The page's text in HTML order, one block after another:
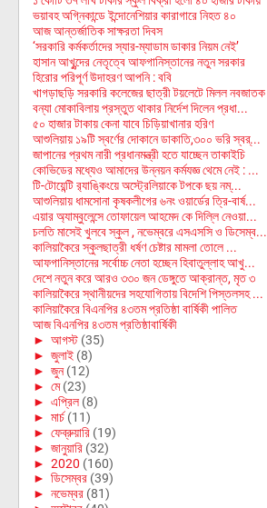
ভয়াবহ অগ্নিকান্ডে ইন্দোনেশিয়ার কারাগারে নিহত ৪০
আজ আন্তর্জাতিক সাক্ষরতা দিবস
‘সরকারি কর্মকর্তাদের স্যার-ম্যাডাম ডাকার নিয়ম নেই’
হাসান আখুন্দের নেতৃত্বে আফগানিস্তানের নতুন সরকার
হিরোর পরিপূর্ণ উদাহরণ আপনি : ববি
খাগড়াছড়ি সরকারি কলেজের ছাত্রী টয়লেটে মিলল নবজাতক
বন্যা মোকাবিলায় প্রস্তুত থাকার নির্দেশ দিলেন প্রধা...
৫০ হাজার টাকায় কেনা যাবে চিড়িয়াখানার হরিণ
আশুলিয়ায় ১৯টি স্বর্ণের দোকানে ডাকাতি,৩০০ ভরি স্বর্...
জাপানের প্রথম নারী প্রধানমন্ত্রী হতে যাচ্ছেন তাকাইচি
কোভিডের মধ্যেও আমাদের উন্নয়ন কর্মযজ্ঞ থেমে নেই : ...
টি-টোয়েন্টি র‍্যাঙ্কিংয়ে অস্ট্রেলিয়াকে টপকে ছয় নম্...
আশুলিয়ায় ধামসোনা কৃষকলীগের ৬নং ওয়ার্ডের ত্রি-বার্ষ...
এয়ার অ্যাম্বুলেন্সে তোফায়েল আহমেদ কে দিল্লি নেওয়া...
চলতি মাসেই খুলবে স্কুল , নভেম্বরে এসএসসি ও ডিসেম্ব...
কালিয়াকৈরে স্কুলছাত্রী ধর্ষণ চেষ্টার মামলা তোলে ...
আফগানিস্তানের সর্বোচ্চ নেতা হচ্ছেন হিবাতুল্লাহ আখু...
দেশে নতুন করে আরও ৩৩০ জন ডেঙ্গুতে আক্রান্ত, মৃত ৩
কালিয়াকৈরে স্থানীয়দের সহযোগিতায় বিদেশি পিস্তলসহ ...
কালিয়াকৈরে বিএনপির ৪৩তম প্রতিষ্ঠা বার্ষিকী পালিত
আজ বিএনপির ৪৩তম প্রতিষ্ঠাবার্ষিকী
► আগস্ট (35)
► জুলাই (8)
► জুন (12)
► মে (23)
► এপ্রিল (8)
► মার্চ (11)
► ফেব্রুয়ারি (19)
► জানুয়ারি (32)
► 2020 (160)
► ডিসেম্বর (39)
► নভেম্বর (81)